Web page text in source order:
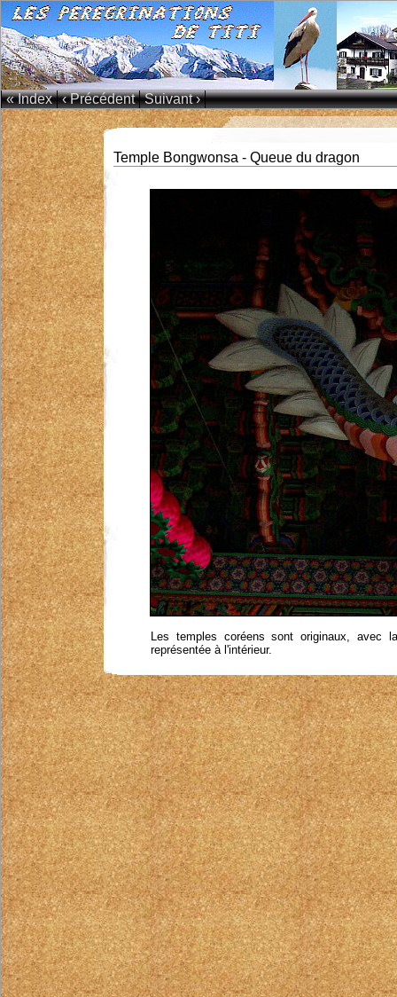
« Index ‹ Précédent Suivant ›
Temple Bongwonsa - Queue du dragon
Les temples coréens sont originaux,
représentée à l'intérieur.